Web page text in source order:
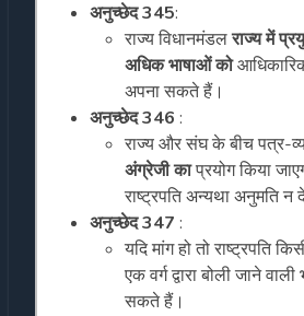
अनुच्छेद 345:
राज्य विधानमंडलराज्य में
अधिक भाषाओं को
अपना सकते हैं।
अनुच्छेद 346 :
राज्य और संघ के बीच पत्र-
अंग्रेजी काप्रयोग किया
राष्ट्रपति अन्यथा अनुमति न
अनुच्छेद 347 :
यदि मांग हो तो राष्ट्रपति
एक वर्ग द्वारा बोली जाने
सकते हैं।